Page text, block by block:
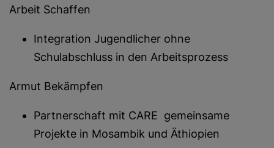
Arbeit Schaffen
Integration Jugendlicher ohne
Schulabschluss in den Arbeitsprozess
Armut Bekämpfen
Partnerschaft mit CARE gemeinsame
Projekte in Mosambik und Äthiopien